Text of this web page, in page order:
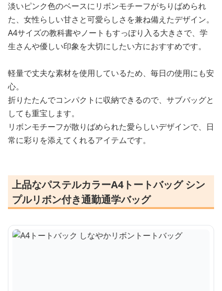
淡いピンク色のベースにリボンモチーフがちりばめられ
た、女性らしい甘さと可愛らしさを兼ね備えたデザイン。
A4サイズの教科書やノートもすっぽり入る大きさで、学
生さんや優しい印象を大切にしたい方におすすめです。
軽量で丈夫な素材を使用しているため、毎日の使用にも安
心。
折りたたんでコンパクトに収納できるので、サブバッグと
しても重宝します。
リボンモチーフが散りばめられた愛らしいデザインで、日
常に彩りを添えてくれるアイテムです。
上品なパステルカラーA4トートバッグ シン
プルリボン付き通勤通学バッグ